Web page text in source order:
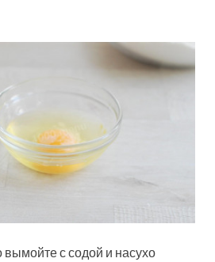
с содой и насухо